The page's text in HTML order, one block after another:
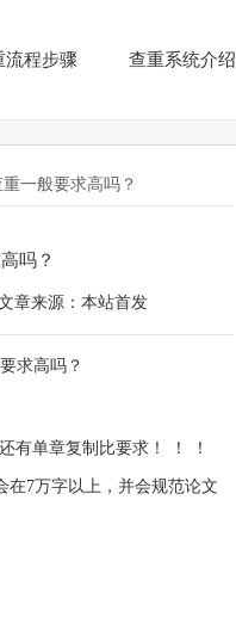
流程步骤 查重系统介绍
一般要求高吗？
吗？
章来源：本站首发
有单章复制比要求！ ！ ！
在7万字以上，并会规范论文